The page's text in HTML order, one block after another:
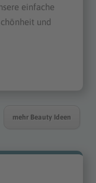
einfache
und
mehr Beauty Ideen